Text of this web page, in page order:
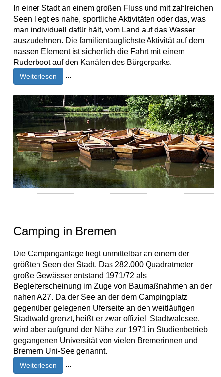
In einer Stadt an einem großen Fluss und mit zahlreichen
Seen liegt es nahe, sportliche Aktivitäten oder das, was
man individuell dafür hält, vom Land auf das Wasser
auszudehnen. Die familientauglichste Aktivität auf dem
nassen Element ist sicherlich die Fahrt mit einem
Ruderboot auf den Kanälen des Bürgerparks.
Weiterlesen ...
Camping in Bremen
Die Campinganlage liegt unmittelbar an einem der
größten Seen der Stadt. Das 282.000 Quadratmeter
große Gewässer entstand 1971/72 als
Begleiterscheinung im Zuge von Baumaßnahmen an der
nahen A27. Da der See an der dem Campingplatz
gegenüber gelegenen Uferseite an den weitläufigen
Stadtwald grenzt, heißt er zwar offiziell Stadtwaldsee,
wird aber aufgrund der Nähe zur 1971 in Studienbetrieb
gegangenen Universität von vielen Bremerinnen und
Bremern Uni-See genannt.
Weiterlesen ...